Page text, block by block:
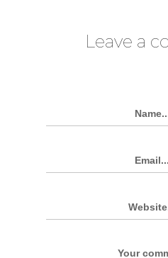
Leave a